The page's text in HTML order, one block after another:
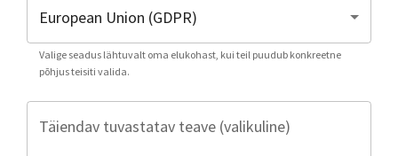
Valige seadus lähtuvalt oma elukohast, kui teil puudub konkreetne
põhjus teisiti valida.
Täiendav tuvastatav teave (valikuline)